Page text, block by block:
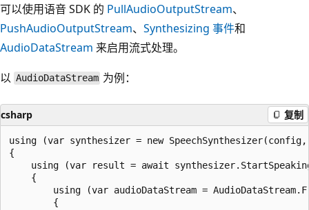
可以使用语音 SDK 的 PullAudioOutputStream、
PushAudioOutputStream、 Synthesizing 事件和
AudioDataStream 来启用流式处理。
以 AudioDataStream 为例：
csharp 复制
using (var synthesizer = new
{
using (var result = await
    {
using (var audioDataStream =
        {